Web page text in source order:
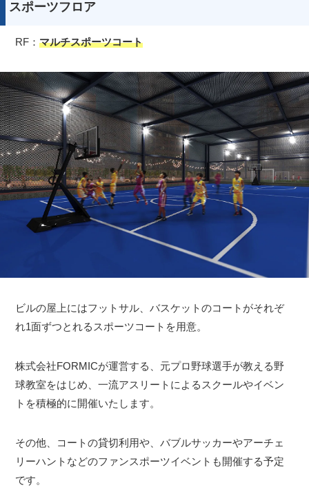
スポーツフロア
RF：マルチスポーツコート
ビルの屋上にはフットサル、バスケットのコートがそれぞ
れ1面ずつとれるスポーツコートを用意。
株式会社FORMICが運営する、元プロ野球選手が教える野
球教室をはじめ、一流アスリートによるスクールやイベン
トを積極的に開催いたします。
その他、コートの貸切利用や、バブルサッカーやアーチェ
リーハントなどのファンスポーツイベントも開催する予定
です。